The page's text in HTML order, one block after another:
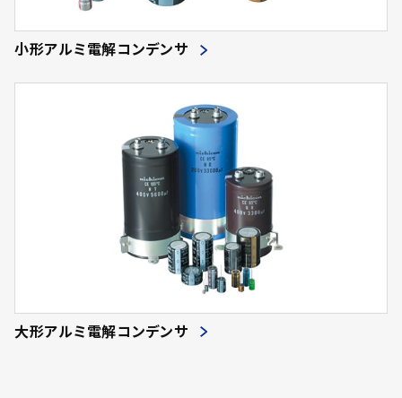
小形アルミ電解コンデンサ
大形アルミ電解コンデンサ